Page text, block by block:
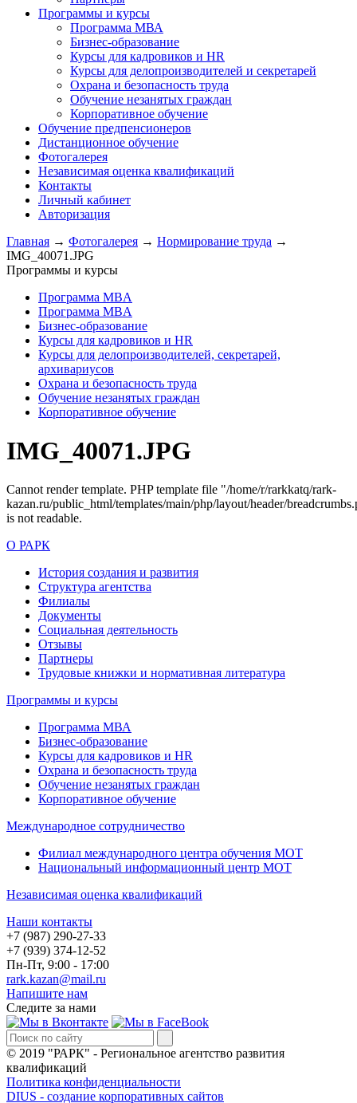
Программы и курсы
Программа МВА
Бизнес-образование
Курсы для кадровиков и HR
Курсы для делопроизводителей и секретарей
Охрана и безопасность труда
Обучение незанятых граждан
Корпоративное обучение
Обучение предпенсионеров
Дистанционное обучение
Фотогалерея
Независимая оценка квалификаций
Контакты
Личный кабинет
Авторизация
Главная → Фотогалерея → Нормирование труда →
IMG_40071.JPG
Программы и курсы
Программа MBA
Программа MBA
Бизнес-образование
Курсы для кадровиков и HR
Курсы для делопроизводителей, секретарей,
архивариусов
Охрана и безопасность труда
Обучение незанятых граждан
Корпоративное обучение
IMG_40071.JPG
Cannot render template. PHP template file "/home/r/rarkkatq/rark-
kazan.ru/public_html/templates/main/php/layout/header/
is not readable.
О РАРК
История создания и развития
Структура агентства
Филиалы
Документы
Социальная деятельность
Отзывы
Партнеры
Трудовые книжки и нормативная литература
Программы и курсы
Программа МВА
Бизнес-образование
Курсы для кадровиков и HR
Охрана и безопасность труда
Обучение незанятых граждан
Корпоративное обучение
Международное сотрудничество
Филиал международного центра обучения МОТ
Национальный информационный центр МОТ
Независимая оценка квалификаций
Наши контакты
+7 (987) 290-27-33
+7 (939) 374-12-52
Пн-Пт, 9:00 - 17:00
rark.kazan@mail.ru
Напишите нам
Следите за нами
© 2019 "РАРК" - Региональное агентство развития
квалификаций
Политика конфиденциальности
DIUS - создание корпоративных сайтов